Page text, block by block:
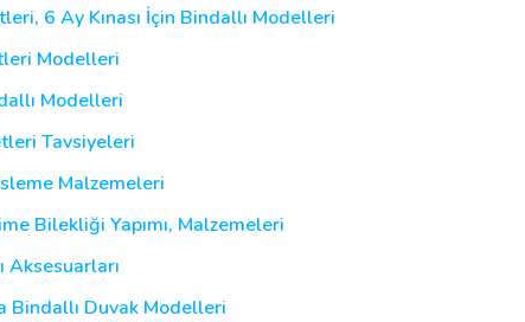
6 Ay Kınası İçin Bindallı Modelleri
Modelleri
Modelleri
Tavsiyeleri
Malzemeleri
Bilekliği Yapımı, Malzemeleri
Aksesuarları
Bindallı Duvak Modelleri